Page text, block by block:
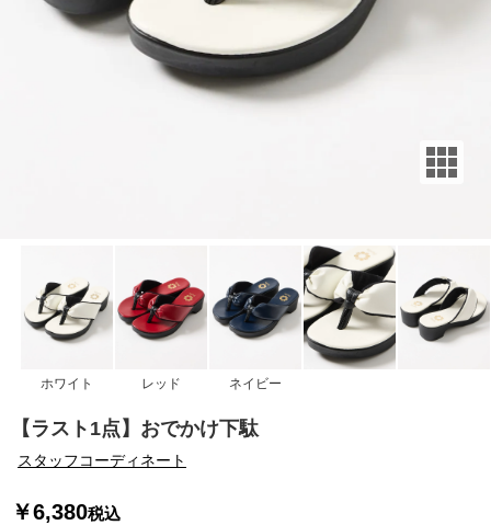
ホワイト レッド ネイビー
【ラスト1点】おでかけ下駄
スタッフコーディネート
￥6,380税込